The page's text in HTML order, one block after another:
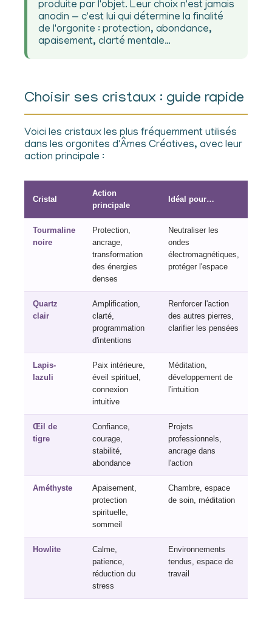
produite par l'objet. Leur choix n'est jamais
anodin — c'est lui qui détermine la finalité
de l'orgonite : protection, abondance,
apaisement, clarté mentale…
Choisir ses cristaux : guide rapide
Voici les cristaux les plus fréquemment utilisés
dans les orgonites d'Âmes Créatives, avec leur
action principale :
Cristal
Action
principale
Idéal pour…
Tourmaline
noire
Protection,
ancrage,
transformation
des énergies
denses
Neutraliser les
ondes
électromagnétiques,
protéger l'espace
Quartz
clair
Amplification,
clarté,
programmation
d'intentions
Renforcer l'action
des autres pierres,
clarifier les pensées
Lapis-
lazuli
Paix intérieure,
éveil spirituel,
connexion
intuitive
Méditation,
développement de
l'intuition
Œil de
tigre
Confiance,
courage,
stabilité,
abondance
Projets
professionnels,
ancrage dans
l'action
Améthyste
Apaisement,
protection
spirituelle,
sommeil
Chambre, espace
de soin, méditation
Howlite
Calme,
patience,
réduction du
stress
Environnements
tendus, espace de
travail